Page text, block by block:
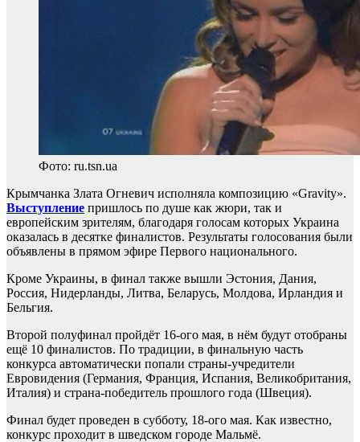
Фото: ru.tsn.ua
Крымчанка Злата Огневич исполняла композицию «Gravity».
Выступление пришлось по душе как жюри, так и
европейским зрителям, благодаря голосам которых Украина
оказалась в десятке финалистов. Результаты голосования были
объявлены в прямом эфире Первого национального.
Кроме Украины, в финал также вышли Эстония, Дания,
Россия, Нидерланды, Литва, Беларусь, Молдова, Ирландия и
Бельгия.
Второй полуфинал пройдёт 16-ого мая, в нём будут отобраны
ещё 10 финалистов. По традиции, в финальную часть
конкурса автоматически попали страны-учредители
Евровидения (Германия, Франция, Испания, Великобритания,
Италия) и страна-победитель прошлого года (Швеция).
Финал будет проведен в субботу, 18-ого мая. Как известно,
конкурс проходит в шведском городе Мальмё.